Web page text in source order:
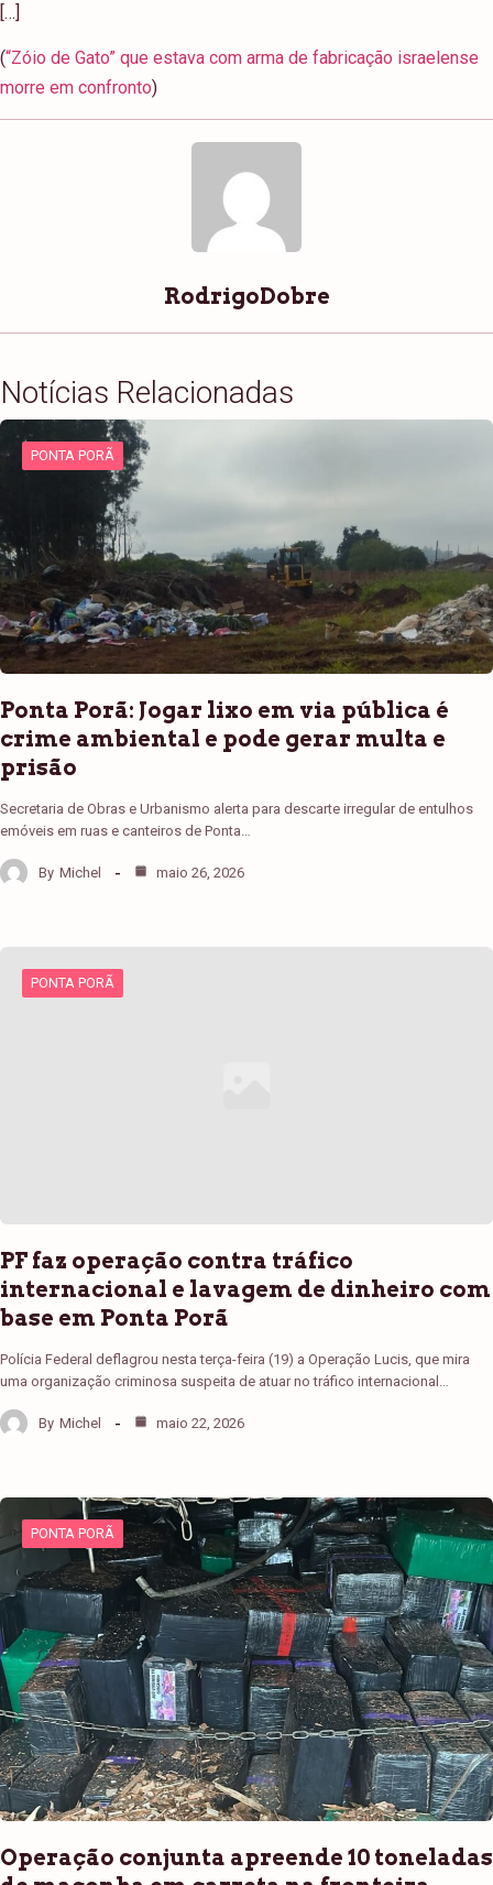
[…]
(“Zóio de Gato” que estava com arma de fabricação israelense
morre em confronto)
RodrigoDobre
Notícias Relacionadas
PONTA PORÃ
Ponta Porã: Jogar lixo em via pública é
crime ambiental e pode gerar multa e
prisão
Secretaria de Obras e Urbanismo alerta para descarte irregular de entulhos
emóveis em ruas e canteiros de Ponta…
By Michel maio 26, 2026
PONTA PORÃ
PF faz operação contra tráfico
internacional e lavagem de dinheiro com
base em Ponta Porã
Polícia Federal deflagrou nesta terça-feira (19) a Operação Lucis, que mira
uma organização criminosa suspeita de atuar no tráfico internacional…
By Michel maio 22, 2026
PONTA PORÃ
Operação conjunta apreende 10 toneladas